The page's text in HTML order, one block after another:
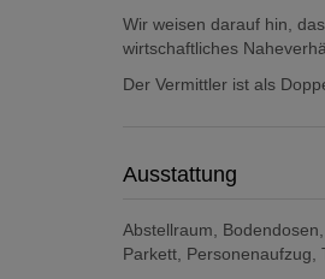
Wir weisen darauf hin,
wirtschaftliches
Der Vermittler ist als
Ausstattung
Abstellraum Bodendosen
Parkett Personenaufzug